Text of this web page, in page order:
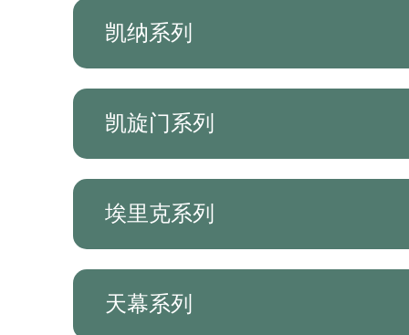
凯纳系列
凯旋门系列
埃里克系列
天幕系列